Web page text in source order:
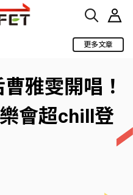
更多文章
雅雯開唱！
會超chill登